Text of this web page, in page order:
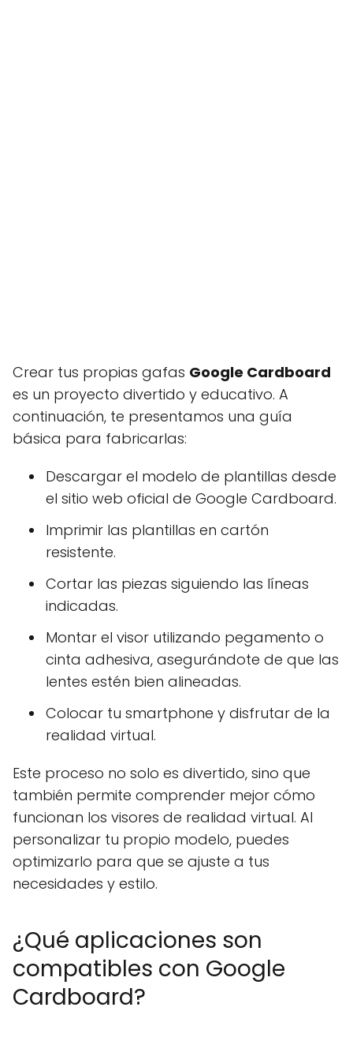
Crear tus propias gafas Google Cardboard
es un proyecto divertido y educativo. A
continuación, te presentamos una guía
básica para fabricarlas:
Descargar el modelo de plantillas desde
el sitio web oficial de Google Cardboard.
Imprimir las plantillas en cartón
resistente.
Cortar las piezas siguiendo las líneas
indicadas.
Montar el visor utilizando pegamento o
cinta adhesiva, asegurándote de que las
lentes estén bien alineadas.
Colocar tu smartphone y disfrutar de la
realidad virtual.
Este proceso no solo es divertido, sino que
también permite comprender mejor cómo
funcionan los visores de realidad virtual. Al
personalizar tu propio modelo, puedes
optimizarlo para que se ajuste a tus
necesidades y estilo.
¿Qué aplicaciones son
compatibles con Google
Cardboard?